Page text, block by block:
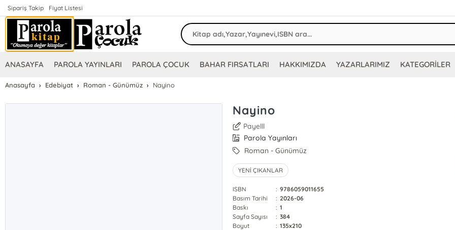
Sipariş Takip Fiyat Listesi
ANASAYFA PAROLA YAYINLARI PAROLA ÇOCUK BAHAR FIRSATLARI HAKKIMIZDA YAZARLARIMIZ KATEGORİLER
Anasayfa Edebiyat Roman - Günümüz Nayino
Nayino
Payelll
Parola Yayınları
Roman - Günümüz
YENİ ÇIKANLAR
ISBN : 9786059011655
Basım Tarihi
: 2026-06
Baskı
: 1
Sayfa Sayısı
: 384
Boyut
: 135x210